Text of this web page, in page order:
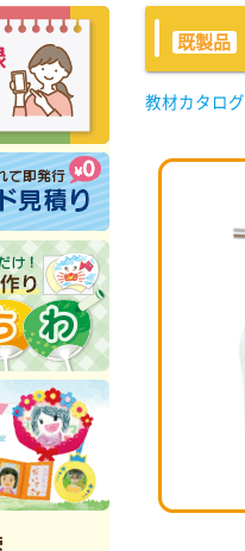
既製品
教材カタロ